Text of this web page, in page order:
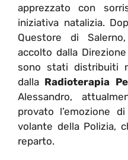
apprezzato con
iniziativa natalizia.
Questore di
accolto dalla
sono stati distribuiti
dalla Radioterapia
Alessandro,
provato l’emozione
volante della Polizia,
reparto.